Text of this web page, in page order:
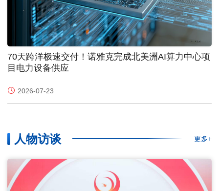
70天跨洋极速交付！诺雅克完成北美洲AI算力中心项
目电力设备供应
2026-07-23
人物访谈 更多+